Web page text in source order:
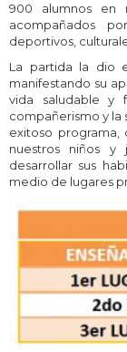
900 alumnos en
acompañados
deportivos,
La partida la dio
manifestando su
vida saludable y
compañerismo y la
exitoso programa,
nuestros niños y
desarrollar sus
medio de lugares